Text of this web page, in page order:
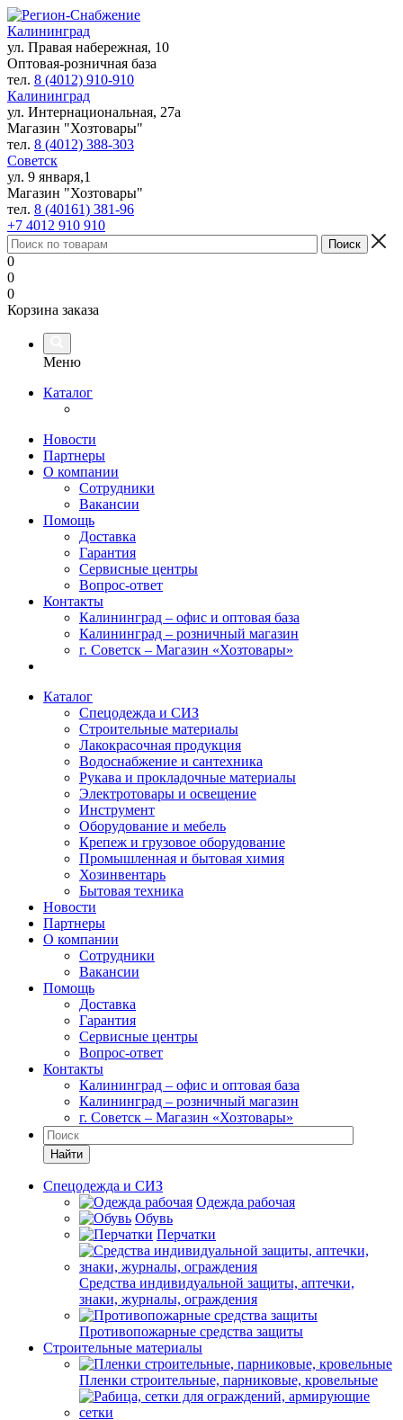
Калининград
ул. Правая набережная, 10
Оптовая-розничная база
тел. 8 (4012) 910-910
Калининград
ул. Интернациональная, 27а
Магазин "Хозтовары"
тел. 8 (4012) 388-303
Советск
ул. 9 января,1
Магазин "Хозтовары"
тел. 8 (40161) 381-96
+7 4012 910 910
0
0
0
Корзина заказа
Меню
Каталог
Новости
Партнеры
О компании
Сотрудники
Вакансии
Помощь
Доставка
Гарантия
Сервисные центры
Вопрос-ответ
Контакты
Калининград – офис и оптовая база
Калининград – розничный магазин
г. Советск – Магазин «Хозтовары»
Каталог
Спецодежда и СИЗ
Строительные материалы
Лакокрасочная продукция
Водоснабжение и сантехника
Рукава и прокладочные материалы
Электротовары и освещение
Инструмент
Оборудование и мебель
Крепеж и грузовое оборудование
Промышленная и бытовая химия
Хозинвентарь
Бытовая техника
Новости
Партнеры
О компании
Сотрудники
Вакансии
Помощь
Доставка
Гарантия
Сервисные центры
Вопрос-ответ
Контакты
Калининград – офис и оптовая база
Калининград – розничный магазин
г. Советск – Магазин «Хозтовары»
Найти
Спецодежда и СИЗ
Одежда рабочая
Обувь
Перчатки
Средства индивидуальной защиты, аптечки,
знаки, журналы, ограждения
Противопожарные средства защиты
Строительные материалы
Пленки строительные, парниковые, кровельные